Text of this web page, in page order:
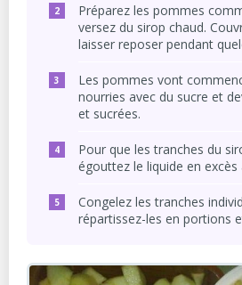
Préparez les pommes
versez du sirop chaud.
laisser reposer pendant
Les pommes vont
nourries avec du sucre et
et sucrées.
Pour que les tranches du
égouttez le liquide en excès
Congelez les tranches
répartissez-les en portions